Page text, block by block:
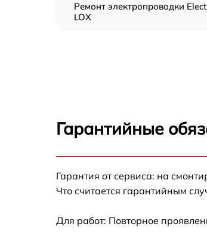
Ремонт электропроводки
LOX
Замена заливного клапана
Замена панели управления
Гарантийные
Гарантия от сервиса: на
Что считается гарантийным
Для работ: Повторное